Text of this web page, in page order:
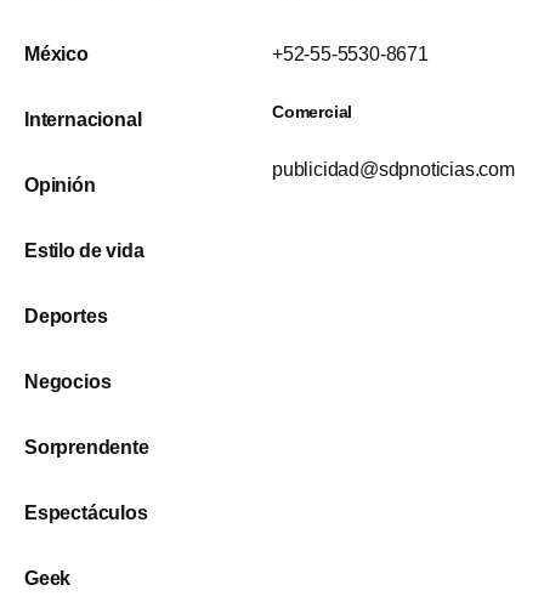
México
Internacional
Opinión
Estilo de vida
Deportes
Negocios
Sorprendente
Espectáculos
Geek
+52-55-5530-8671
Comercial
publicidad@sdpnoticias.com